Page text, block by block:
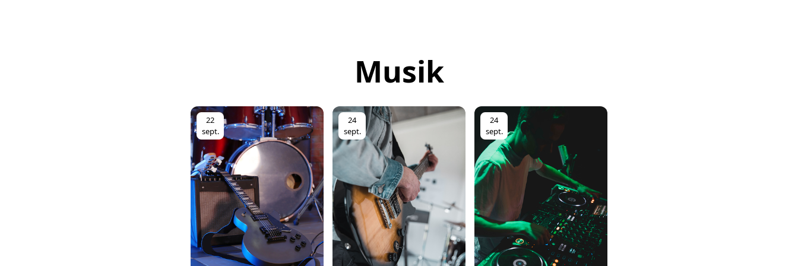
Musik
22
sept.
24
sept.
24
sept.